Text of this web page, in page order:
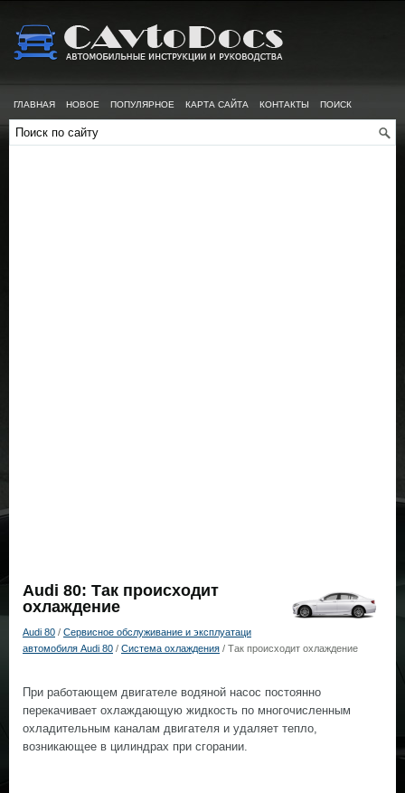
ГЛАВНАЯ НОВОЕ ПОПУЛЯРНОЕ КАРТА САЙТА КОНТАКТЫ ПОИСК
Audi 80: Так происходит
охлаждение
Audi 80 / Сервисное обслуживание и эксплуатаци
автомобиля Audi 80 / Система охлаждения / Так происходит охлаждение
При работающем двигателе водяной насос постоянно
перекачивает охлаждающую жидкость по многочисленным
охладительным каналам двигателя и удаляет тепло,
возникающее в цилиндрах при сгорании.